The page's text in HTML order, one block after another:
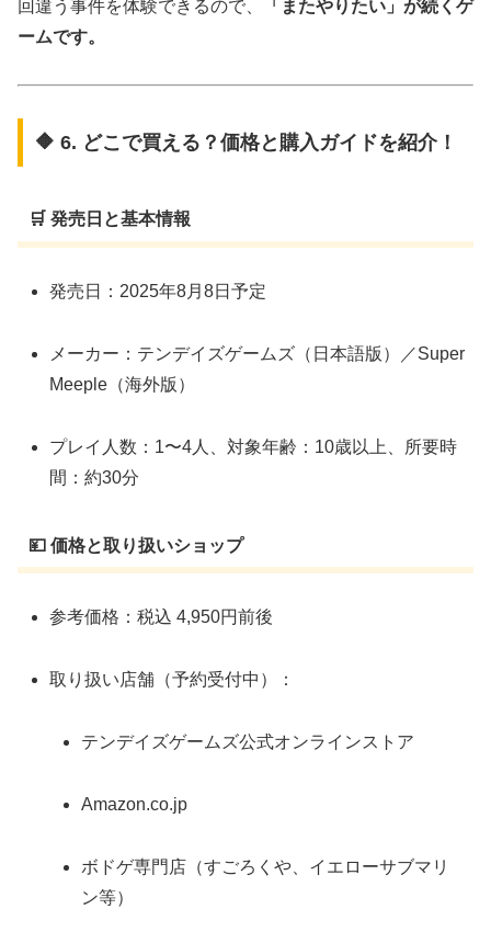
回違う事件を体験できるので、
「またやりたい」が続くゲ
ームです。
🔶 6. どこで買える？価格と購入ガイドを紹介！
🛒 発売日と基本情報
発売日：2025年8月8日予定
メーカー：テンデイズゲームズ（日本語版）／Super
Meeple（海外版）
プレイ人数：1〜4人、対象年齢：10歳以上、所要時
間：約30分
💴 価格と取り扱いショップ
参考価格：税込 4,950円前後
取り扱い店舗（予約受付中）：
テンデイズゲームズ公式オンラインストア
Amazon.co.jp
ボドゲ専門店（すごろくや、イエローサブマリ
ン等）